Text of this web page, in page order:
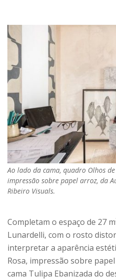
Ao lado da cama, quadro Olhos
impressão sobre papel arroz, da
Ribeiro Visuals.
Completam o espaço de 27
Lunardelli, com o rosto
interpretar a aparência
Rosa, impressão sobre
cama Tulipa Ebanizada do